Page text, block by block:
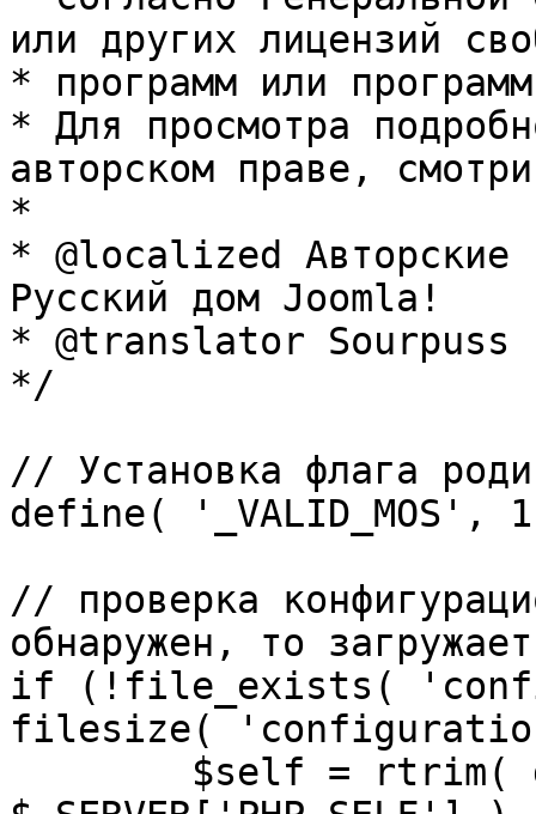
или других лицензий
* программ или
* Для просмотра
авторском праве,
*
* @localized Авторские
Русский дом Joomla!
* @translator Sourpuss
*/
// Установка флага
define( '_VALID_MOS',
// проверка
обнаружен, то
if (!file_exists(
filesize(